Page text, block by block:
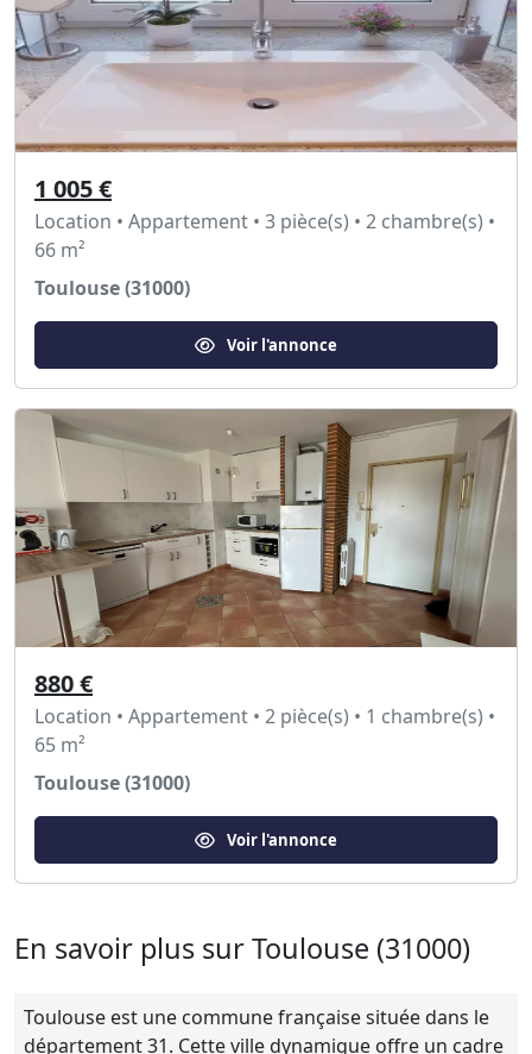
1 005 €
Location • Appartement • 3 pièce(s) • 2 chambre(s) •
66 m²
Toulouse (31000)
Voir l'annonce
880 €
Location • Appartement • 2 pièce(s) • 1 chambre(s) •
65 m²
Toulouse (31000)
Voir l'annonce
En savoir plus sur Toulouse (31000)
Toulouse est une commune française située dans le
département 31. Cette ville dynamique offre un cadre